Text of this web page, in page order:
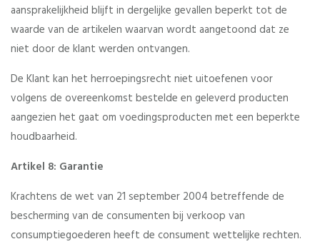
aansprakelijkheid blijft in dergelijke gevallen beperkt tot de
waarde van de artikelen waarvan wordt aangetoond dat ze
niet door de klant werden ontvangen.
De Klant kan het herroepingsrecht niet uitoefenen voor
volgens de overeenkomst bestelde en geleverd producten
aangezien het gaat om voedingsproducten met een beperkte
houdbaarheid.
Artikel 8: Garantie
Krachtens de wet van 21 september 2004 betreffende de
bescherming van de consumenten bij verkoop van
consumptiegoederen heeft de consument wettelijke rechten.